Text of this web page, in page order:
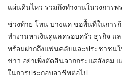
แผ่นดินไหว รวมถึงทำงานในวงการพ
ช่วงท้าย โทน บางแค ขอพื้นที่ในการ
ทำงานหาเงินดูแลครอบครัว ธุรกิจ แ
พร้อมฝากถึงแฟนคลับและประชาชน
ข่าว อย่าเพิ่งตัดสินจากกระแสสังคม
ในการประกอบอาชีพต่อไป